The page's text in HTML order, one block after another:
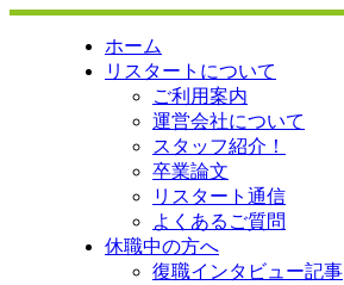
ホーム
リスタートについて
ご利用案内
運営会社について
スタッフ紹介！
卒業論文
リスタート通信
よくあるご質問
休職中の方へ
復職インタビュー記事